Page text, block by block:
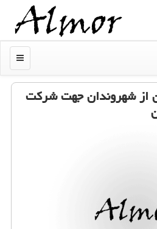
منو
از شهروندان جهت شركت